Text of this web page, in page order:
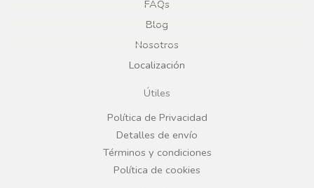
e
b
o
o
k
g
r
a
FAQs
Blog
Nosotros
Localización
Útiles
Política de Privacidad
Detalles de envío
Términos y condiciones
Política de cookies